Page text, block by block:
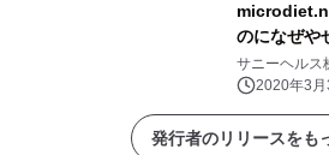
のになぜや
どこかが間
サニーヘルス
2020年3
発行者のリリースをも